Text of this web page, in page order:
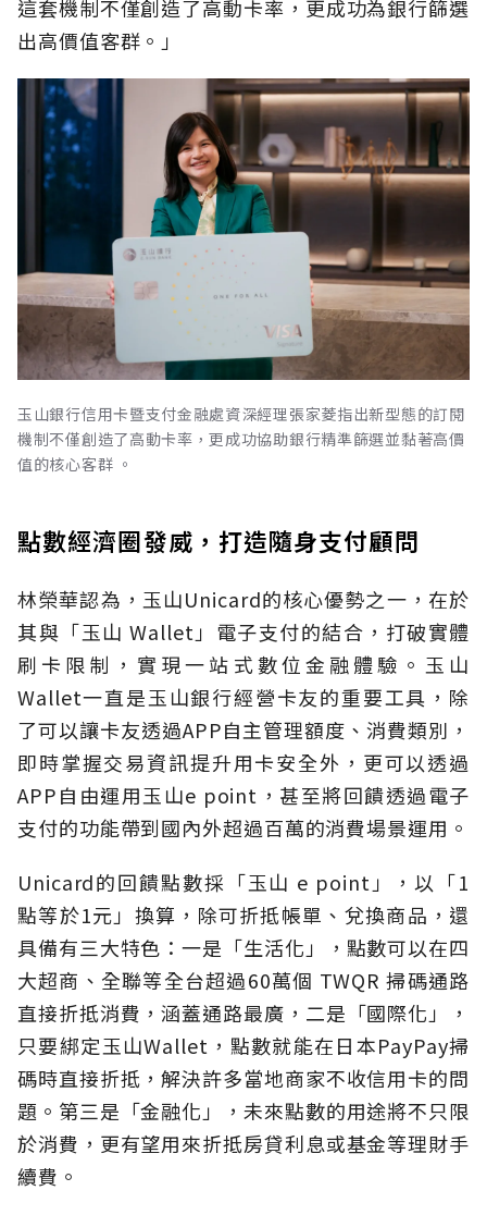
這套機制不僅創造了高動卡率，更成功為銀行篩選
出高價值客群。」
玉山銀行信用卡暨支付金融處資深經理張家菱指出新型態的訂閱
機制不僅創造了高動卡率，更成功協助銀行精準篩選並黏著高價
值的核心客群 。
點數經濟圈發威，打造隨身支付顧問
林榮華認為，玉山Unicard的核心優勢之一，在於
其與「玉山 Wallet」電子支付的結合，打破實體
刷卡限制，實現一站式數位金融體驗。玉山
Wallet一直是玉山銀行經營卡友的重要工具，除
了可以讓卡友透過APP自主管理額度、消費類別，
即時掌握交易資訊提升用卡安全外，更可以透過
APP自由運用玉山e point，甚至將回饋透過電子
支付的功能帶到國內外超過百萬的消費場景運用。
Unicard的回饋點數採「玉山 e point」，以「1
點等於1元」換算，除可折抵帳單、兌換商品，還
具備有三大特色：一是「生活化」，點數可以在四
大超商、全聯等全台超過60萬個 TWQR 掃碼通路
直接折抵消費，涵蓋通路最廣，二是「國際化」，
只要綁定玉山Wallet，點數就能在日本PayPay掃
碼時直接折抵，解決許多當地商家不收信用卡的問
題。第三是「金融化」，未來點數的用途將不只限
於消費，更有望用來折抵房貸利息或基金等理財手
續費。